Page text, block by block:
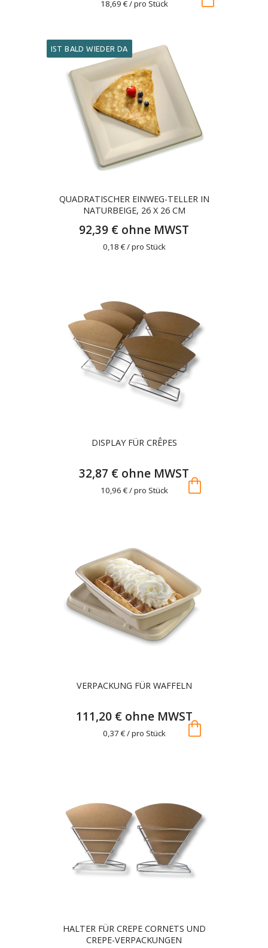
18,69 € / pro Stück
QUADRATISCHER EINWEG-TELLER IN
NATURBEIGE, 26 X 26 CM
92,39 € ohne MWST
0,18 € / pro Stück
IST BALD WIEDER DA
DISPLAY FÜR CRÊPES
32,87 € ohne MWST
10,96 € / pro Stück shopping_bag
VERPACKUNG FÜR WAFFELN
111,20 € ohne MWST
0,37 € / pro Stück shopping_bag
HALTER FÜR CREPE CORNETS UND
CREPE-VERPACKUNGEN